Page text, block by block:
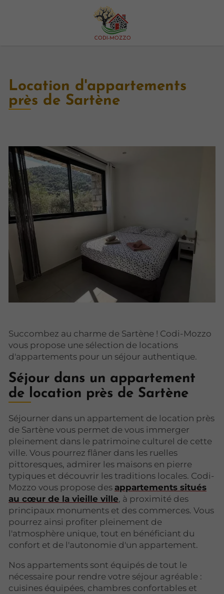
Location d'appartements
près de Sartène
Succombez au charme de Sartène ! Codi-Mozzo
vous propose une sélection de locations
d'appartements pour un séjour authentique.
Séjour dans un appartement
de location près de Sartène
Séjourner dans un appartement de location près
de Sartène vous permet de vous immerger
pleinement dans le patrimoine culturel de cette
ville. Vous pourrez flâner dans les ruelles
pittoresques, admirer les maisons en pierre
typiques et découvrir les traditions locales. Codi-
Mozzo vous propose des appartements situés
au cœur de la vieille ville, à proximité des
principaux monuments et des commerces. Vous
pourrez ainsi profiter pleinement de
l'atmosphère unique, tout en bénéficiant du
confort et de l'autonomie d'un appartement.
Nos appartements sont équipés de tout le
nécessaire pour rendre votre séjour agréable :
cuisines équipées, chambres confortables et